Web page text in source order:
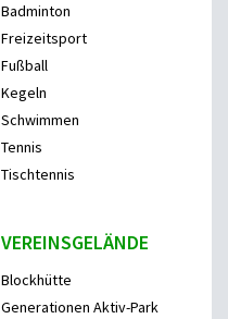
Badminton
Freizeitsport
Fußball
Kegeln
Schwimmen
Tennis
Tischtennis
VEREINSGELÄNDE
Blockhütte
Generationen Aktiv-Park